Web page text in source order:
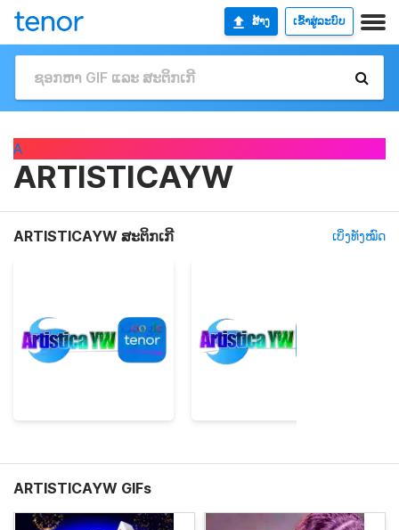
ສ້າງ ເຂົ້າສູ່ລະບົບ
A
ARTISTICAYW
ARTISTICAYW ສະຕິກເກີ ເບິ່ງທັງໝົດ
ARTISTICAYW GIFs